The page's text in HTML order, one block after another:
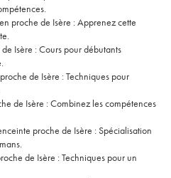
proche de Isère : Apprenez cette
Isère : Cours pour débutants
de Isère : Techniques pour
de Isère : Combinez les compétences
proche de Isère : Spécialisation
de Isère : Techniques pour un